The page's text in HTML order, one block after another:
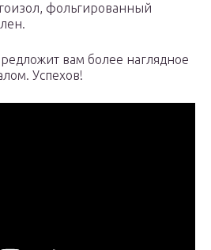
фольгированный
вам более наглядное
Успехов!